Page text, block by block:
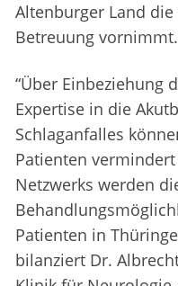
Altenburger Land
Betreuung vornimmt.
“Über Einbeziehung
Expertise in die
Schlaganfalles
Patienten
Netzwerks werden
Patienten in
bilanziert Dr.